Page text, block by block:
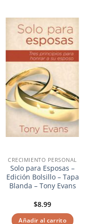
Añadir
a la
lista de
deseos
CRECIMIENTO PERSONAL
Solo para Esposas –
Edición Bolsillo – Tapa
Blanda – Tony Evans
$8.99
Añadir al carrito